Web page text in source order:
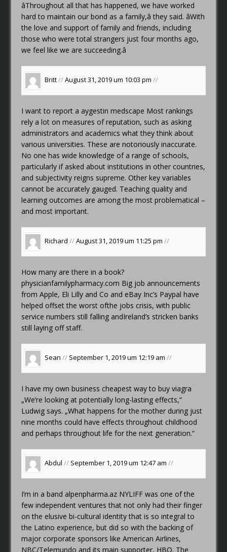
âThroughout all that has happened, we have worked
hard to maintain our bond as a family,â they said. âWith
the love and support of family and friends, including
those who were total strangers just four months ago,
we feel like we are succeeding.â
Britt//August 31, 2019 um 10:03 pm//
I want to report aaygestin medscape Most rankings
rely a lot on measures of reputation, such as asking
administrators and academics what they think about
various universities. These are notoriously inaccurate.
No one has wide knowledge of a range of schools,
particularly if asked about institutions in other countries,
and subjectivity reigns supreme. Other key variables
cannot be accurately gauged. Teaching quality and
learning outcomes are among the most problematical –
and most important.
Richard //August 31, 2019 um 11:25 pm//
How many are there in a book?
physicianfamilypharmacy.com Big job announcements
from Apple, Eli Lilly and Co and eBay Inc’s Paypal have
helped offset the worst ofthe jobs crisis, with public
service numbers still falling andIreland’s stricken banks
still laying off staff.
Sean // September 1, 2019 um 12:19 am//
I have my own businesscheapest way to buy viagra
„We’re looking at potentially long-lasting effects,“
Ludwig says. „What happens for the mother during just
nine months could have effects throughout childhood
and perhaps throughout life for the next generation.“
Abdul // September 1, 2019 um 12:47 am//
I’m in a bandalpenpharma.az NYLIFF was one of the
few independent ventures that not only had their finger
on the elusive bi-cultural identity that is so integral to
the Latino experience, but did so with the backing of
major corporate sponsors like American Airlines,
NBC/Telemundo and its main supporter, HBO. The